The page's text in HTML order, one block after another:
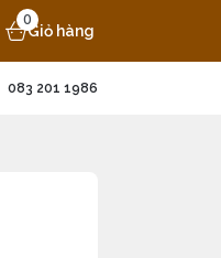
0
Giỏ hàng
083 201 1986